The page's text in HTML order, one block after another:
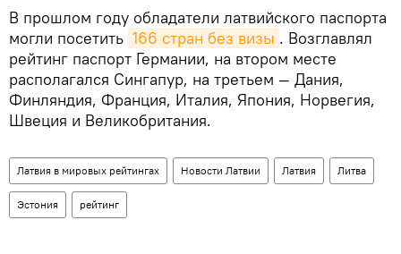
В прошлом году обладатели латвийского паспорта
могли посетить 166 стран без визы . Возглавлял
рейтинг паспорт Германии, на втором месте
располагался Сингапур, на третьем — Дания,
Финляндия, Франция, Италия, Япония, Норвегия,
Швеция и Великобритания.
Латвия в мировых рейтингах Новости Латвии Латвия Литва
Эстония рейтинг